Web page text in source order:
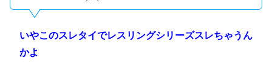
いやこのスレタイでレスリングシリーズスレちゃうん
かよ